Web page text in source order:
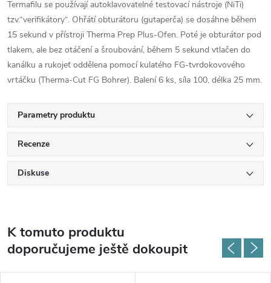
Termafilu se používají autoklavovatelné testovací nástroje (NiTi)
tzv.“verifikátory“. Ohřátí obturátoru (gutaperča) se dosáhne během
15 sekund v přístroji Therma Prep Plus-Ofen. Poté je obturátor pod
tlakem, ale bez otáčení a šroubování, během 5 sekund vtlačen do
kanálku a rukojeť oddělena pomocí kulatého FG-tvrdokovového
vrtáčku (Therma-Cut FG Bohrer). Balení 6 ks, síla 100, délka 25 mm.
Parametry produktu
Recenze
Diskuse
K tomuto produktu
doporučujeme ještě dokoupit